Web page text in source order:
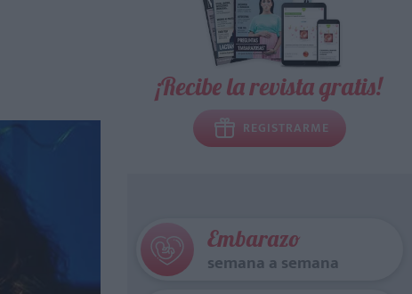
¡Recibe la revista gratis!
REGISTRARME
Embarazo
semana a semana